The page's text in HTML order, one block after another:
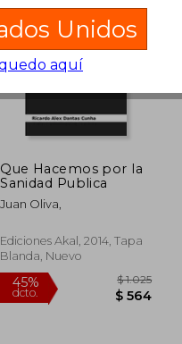
45%
dcto. $
Que Hacemos por la
Sanidad Publica
Juan Oliva,
Ediciones Akal, 2014, Tapa
Blanda, Nuevo
Unidos
aquí